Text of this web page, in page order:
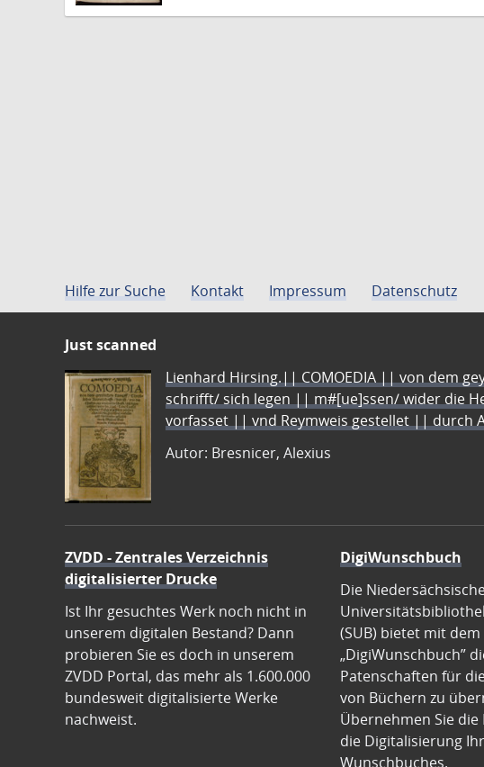
Hilfe zur Suche Kontakt Impressum Datenschutz
Just scanned
Lienhard Hirsing.|| COMOEDIA || von dem
schrifft/ sich legen || m#[ue]ssen/ wider die
vorfasset || vnd Reymweis gestellet ||
Autor: Bresnicer, Alexius
ZVDD - Zentrales Verzeichnis
digitalisierter Drucke
Ist Ihr gesuchtes Werk noch nicht in
unserem digitalen Bestand? Dann
probieren Sie es doch in unserem
ZVDD Portal, das mehr als 1.600.000
bundesweit digitalisierte Werke
nachweist.
DigiWunschbuch
Die
(SUB) bietet mit dem
„DigiWunschbuch”
Patenschaften für
von Büchern zu
Übernehmen Sie
die Digitalisierung
Wunschbuches.